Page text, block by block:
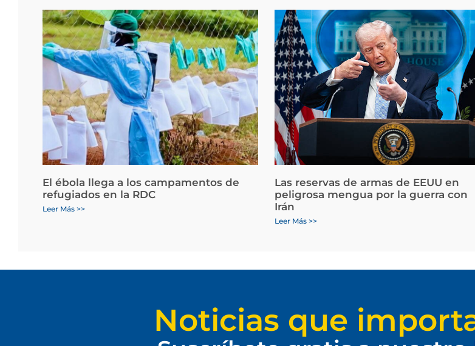
El ébola llega a los campamentos de
refugiados en la RDC
Leer Más >>
Las reservas de armas de EEUU en
peligrosa mengua por la guerra con
Irán
Leer Más >>
Noticias que